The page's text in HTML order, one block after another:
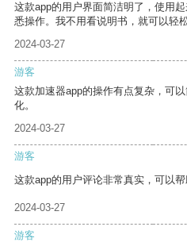
这款app的用户界面简洁明了，使用
悉操作。我不用看说明书，就可以轻
2024-03-27
游客
这款加速器app的操作有点复杂，可
化。
2024-03-27
游客
这款app的用户评论非常真实，可以帮
2024-03-27
游客